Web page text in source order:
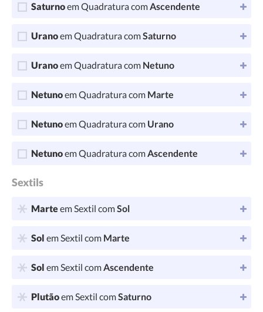
Saturnoem Quadratura comAscendente
Uranoem Quadratura comSaturno
Uranoem Quadratura com Netuno
Netunoem Quadratura com Marte
Netunoem Quadratura com Urano
Netunoem Quadratura comAscendente
Sextils
Marteem Sextil comSol
Sol em Sextil com Marte
Sol em Sextil comAscendente
Plutãoem Sextil comSaturno